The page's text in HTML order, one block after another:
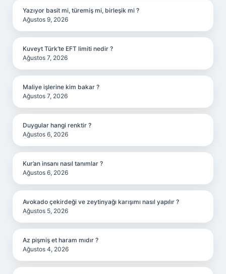
Yazıyor basit mi, türemiş mi, birleşik mi ?
Ağustos 9, 2026
Kuveyt Türk’te EFT limiti nedir ?
Ağustos 7, 2026
Maliye işlerine kim bakar ?
Ağustos 7, 2026
Duygular hangi renktir ?
Ağustos 6, 2026
Kur’an insanı nasıl tanımlar ?
Ağustos 6, 2026
Avokado çekirdeği ve zeytinyağı karışımı nasıl yapılır ?
Ağustos 5, 2026
Az pişmiş et haram mıdır ?
Ağustos 4, 2026